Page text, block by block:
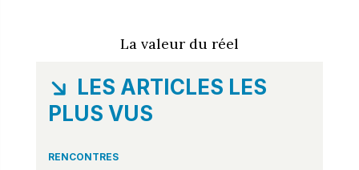
La valeur du réel
LES ARTICLES LES
PLUS VUS
RENCONTRES